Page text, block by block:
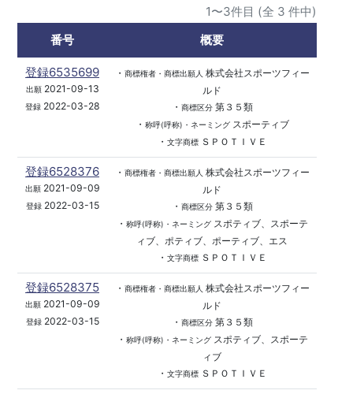
1〜3件目 (全 3 件中)
番号
概要
登録6535699
出願2021-09-13
登録2022-03-28
・ 商標権者・商標出願人 株式会社スポーツフィー
ルド
・ 商標区分第３５類
・ 称呼(呼称)・ネーミングスポーティブ
・ 文字商標ＳＰＯＴＩＶＥ
登録6528376
出願2021-09-09
登録2022-03-15
・ 商標権者・商標出願人 株式会社スポーツフィー
ルド
・ 商標区分第３５類
・ 称呼(呼称)・ネーミングスポティブ、スポーテ
ィブ、ポティブ、ポーティブ、エス
・ 文字商標ＳＰＯＴＩＶＥ
登録6528375
出願2021-09-09
登録2022-03-15
・ 商標権者・商標出願人 株式会社スポーツフィー
ルド
・ 商標区分第３５類
・ 称呼(呼称)・ネーミングスポティブ、スポーテ
ィブ
・ 文字商標ＳＰＯＴＩＶＥ